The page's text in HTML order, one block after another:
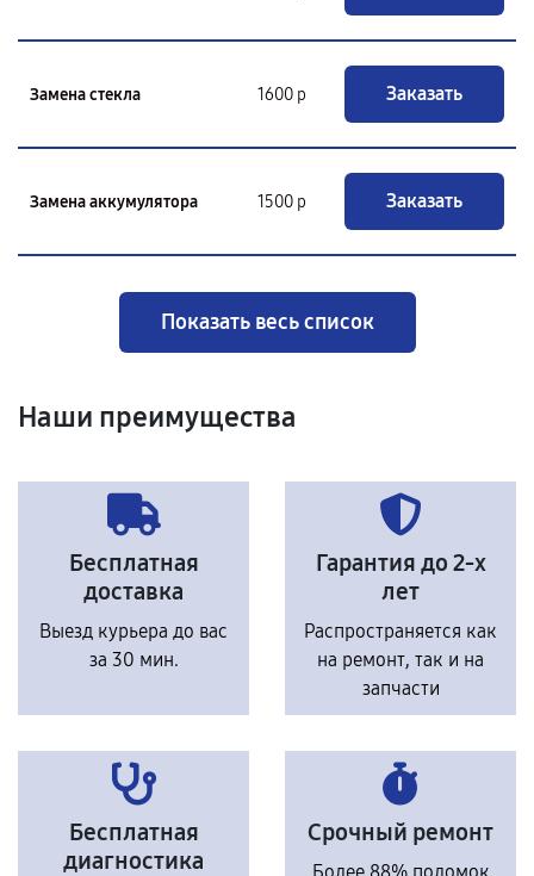
Замена стекла 1600 р Заказать
Замена аккумулятора 1500 р Заказать
Показать весь список
Наши преимущества
Бесплатная
доставка
Выезд курьера до вас
за 30 мин.
Гарантия до 2-х
лет
Распространяется как
на ремонт, так и на
запчасти
Бесплатная
диагностика
Срочный ремонт